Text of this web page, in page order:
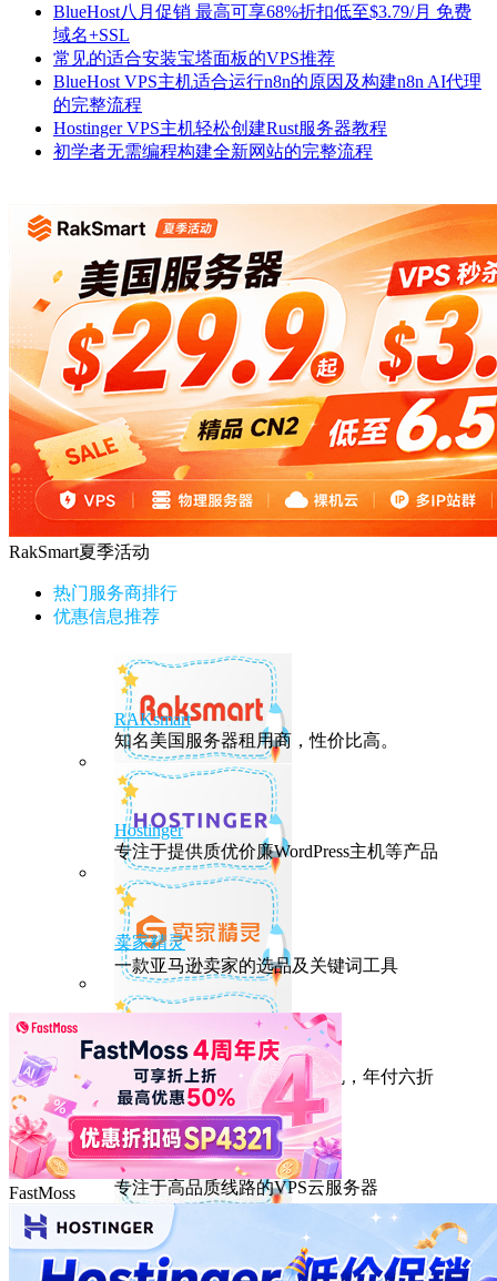
BlueHost八月促销 最高可享68%折扣低至$3.79/月 免费
域名+SSL
常见的适合安装宝塔面板的VPS推荐
BlueHost VPS主机适合运行n8n的原因及构建n8n AI代理
的完整流程
Hostinger VPS主机轻松创建Rust服务器教程
初学者无需编程构建全新网站的完整流程
RakSmart夏季活动
热门服务商排行
优惠信息推荐
RAKsmart
知名美国服务器租用商，性价比高。
Hostinger
专注于提供质优价廉WordPress主机等产品
卖家精灵
一款亚马逊卖家的选品及关键词工具
HostEase
性能出众的高性价比美国主机，年付六折
DMIT
专注于高品质线路的VPS云服务器
FastMoss